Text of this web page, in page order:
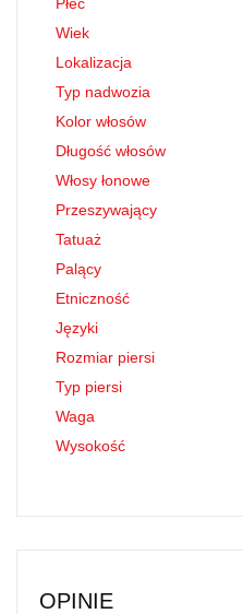
Wiek
Lokalizacja
Typ nadwozia
Kolor włosów
Długość włosów
Włosy łonowe
Przeszywający
Tatuaż
Palący
Etniczność
Języki
Rozmiar piersi
Typ piersi
Waga
Wysokość
OPINIE